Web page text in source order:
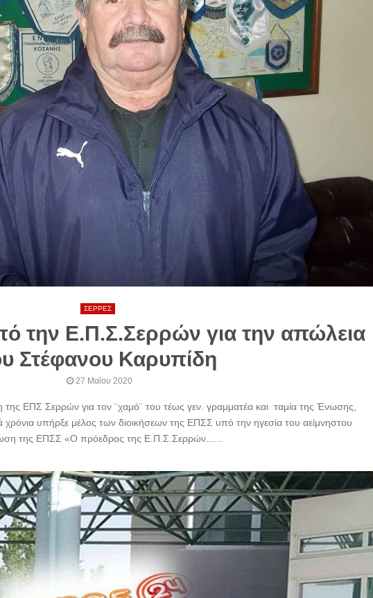
ΣΕΡΡΕΣ
την Ε.Π.Σ.Σερρών για την απώλεια
Στέφανου Καρυπίδη
27 Μαΐου 2020
της ΕΠΣ Σερρών για τον ¨χαμό¨ του τέως γεν. γραμματέα και ταμία της Ένωσης,
υπήρξε μέλος των διοικήσεων της ΕΠΣΣ υπό την ηγεσία του αείμνηστου
της ΕΠΣΣ «Ο πρόεδρος της Ε.Π.Σ.Σερρών......